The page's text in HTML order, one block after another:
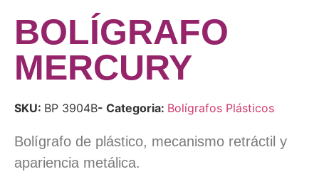
BOLÍGRAFO
MERCURY
SKU: BP 3904B- Categoria: Bolígrafos Plásticos
Bolígrafo de plástico, mecanismo retráctil y
apariencia metálica.